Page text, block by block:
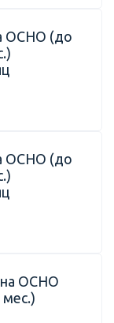
ОСНО (до
ОСНО (до
на ОСНО